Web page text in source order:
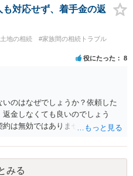
対応せず、着手金の返
地の相続
#家族間の相続トラブル
役にたった 8
のはなぜでしょうか？依頼した
金しなくても良いのでしょう
契約は無効ではありませんか？
士が所属する弁護士会に相談さ
弁護士は脳梗塞で倒れたようで
倒れた弁護士の判断で復代理を
みる